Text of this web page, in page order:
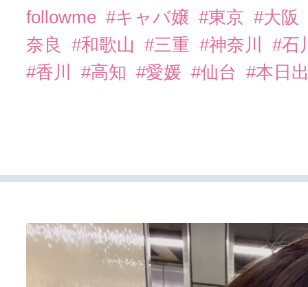
followme #キャバ嬢 #東京 #大阪
奈良
#和歌山 #三重 #神奈川
#石
#香川
#高知 #愛媛 #仙台 #本日